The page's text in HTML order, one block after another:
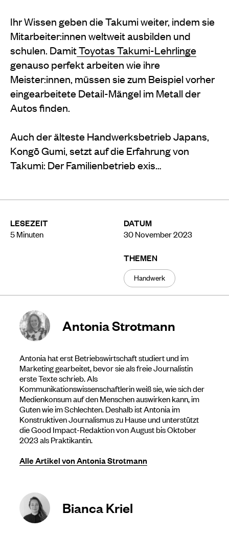
LESEZEIT
5Minuten
DATUM
30 November 2023
THEMEN
Handwerk
Ihr Wissen geben die Takumi weiter, indem sie
Mitarbeiter:innen weltweit ausbilden und
schulen. DamitToyotas Takumi-Lehrlinge
genauso perfekt arbeiten wie ihre
Meister:innen, müssen sie zum Beispiel vorher
eingearbeitete Detail-Mängel im Metall der
Autos finden.
Auch der älteste Handwerksbetrieb Japans,
Kongō Gumi, setzt auf die Erfahrung von
Takumi: Der Familienbetrieb exis…
Antonia Strotmann
Antonia hat erst Betriebswirtschaft studiert und im
Marketing gearbeitet, bevor sie als freie Journalistin
erste Texte schrieb. Als
Kommunikationswissenschaftlerin weiß sie, wie sich der
Medienkonsum auf den Menschen auswirken kann, im
Guten wie im Schlechten. Deshalb ist Antonia im
Konstruktiven Journalismus zu Hause und unterstützt
die Good Impact-Redaktion von August bis Oktober
2023 als Praktikantin.
Alle Artikel von Antonia Strotmann
Bianca Kriel